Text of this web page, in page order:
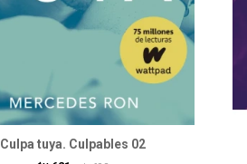
Culpa tuya. Culpables 02